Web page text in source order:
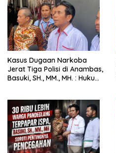
Kasus Dugaan Narkoba
Jerat Tiga Polisi di Anambas,
Basuki, SH., MM., MH. : Hukum